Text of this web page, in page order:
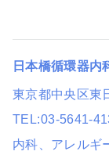
日本橋循環器内
東京都中央区東
TEL 03-5641-
内科、アレルギ